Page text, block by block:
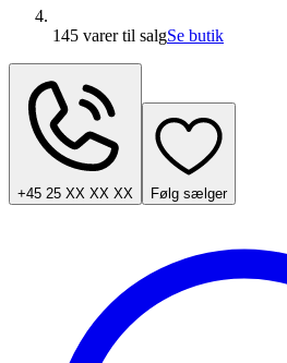
145 varertil salgSe butik
+45 25 XX XX XX Følg sælger